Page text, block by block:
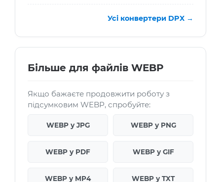
Усі конвертери DPX →
Більше для файлів WEBP
Якщо бажаєте продовжити роботу з
підсумковим WEBP, спробуйте:
WEBP у JPG WEBP у PNG
WEBP у PDF WEBP у GIF
WEBP у MP4 WEBP у TXT